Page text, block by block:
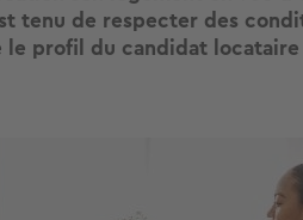
tenu de respecter des
profil du candidat